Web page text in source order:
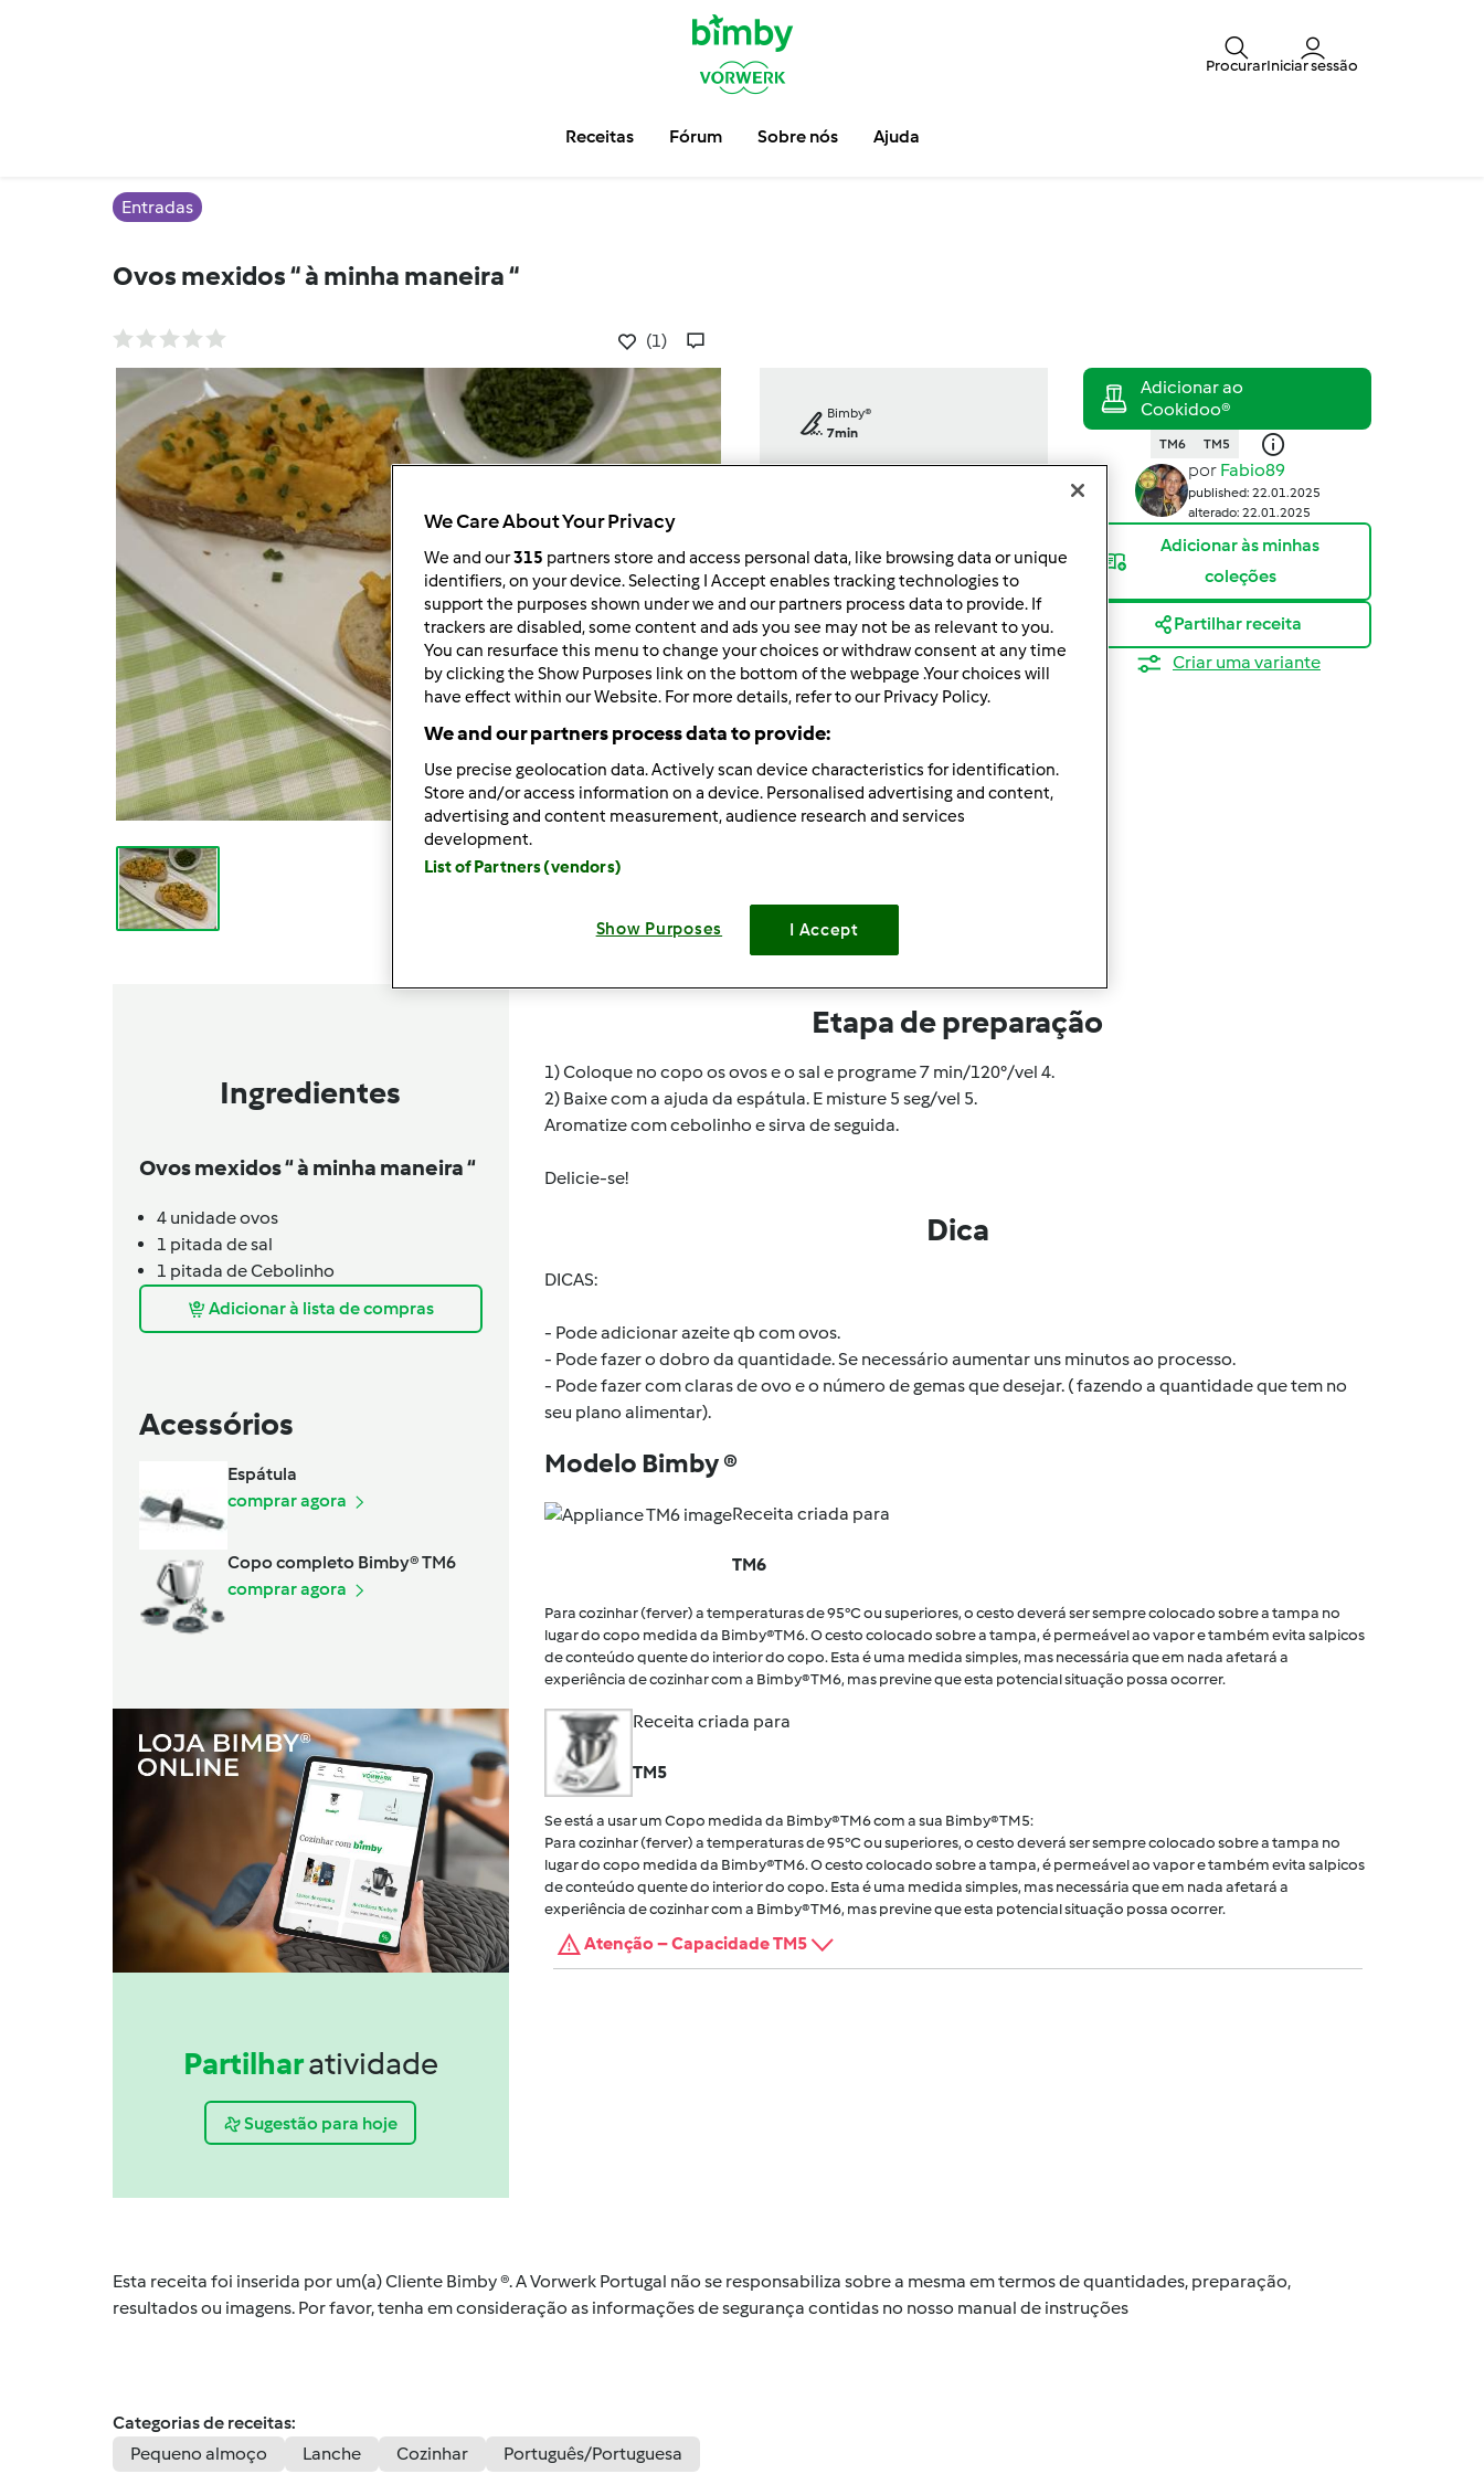
ProcurarIniciar sessão
Receitas Fórum Sobre nós Ajuda
Entradas
Ovos mexidos “ à minha maneira “
(1)
Bimby®
7min
dose/s
2 dose/s
Fácil
TM6 TM5
por Fabio89
published: 22.01.2025
alterado: 22.01.2025
Adicionar às minhas
coleções
Partilhar receita
Criar uma variante
Ingredientes
Ovos mexidos “ à minha maneira “
4 unidadeovos
1 pitada desal
1 pitada deCebolinho
Adicionar à lista de compras
Acessórios
Espátula
comprar agora
Copo completo Bimby® TM6
comprar agora
Partilharatividade
Sugestão para hoje
Etapa de preparação
1) Coloque no copo os ovos e o sal e programe 7 min/120°/vel 4.
2) Baixe com a ajuda da espátula. E misture 5 seg/vel 5.
Aromatize com cebolinho e sirva de seguida.
Delicie-se!
Dica
DICAS:
- Pode adicionar azeite qb com ovos.
- Pode fazer o dobro da quantidade. Se necessário aumentar uns minutos ao processo.
- Pode fazer com claras de ovo e o número de gemas que desejar. ( fazendo a quantidade que tem no
seu plano alimentar).
Modelo Bimby ®
Receita criada para
TM6
Para cozinhar (ferver) a temperaturas de 95°C ou superiores, o cesto deverá ser sempre colocado sobre a tampa no
lugar do copo medida da Bimby®TM6. O cesto colocado sobre a tampa, é permeável ao vapor e também evita salpicos
de conteúdo quente do interior do copo. Esta é uma medida simples, mas necessária que em nada afetará a
experiência de cozinhar com a Bimby® TM6, mas previne que esta potencial situação possa ocorrer.
Receita criada para
TM5
Se está a usar um Copo medida da Bimby® TM6 com a sua Bimby® TM5:
Para cozinhar (ferver) a temperaturas de 95°C ou superiores, o cesto deverá ser sempre colocado sobre a tampa no
lugar do copo medida da Bimby®TM6. O cesto colocado sobre a tampa, é permeável ao vapor e também evita salpicos
de conteúdo quente do interior do copo. Esta é uma medida simples, mas necessária que em nada afetará a
experiência de cozinhar com a Bimby® TM6, mas previne que esta potencial situação possa ocorrer.
Atenção – Capacidade TM5
Esta receita foi inserida por um(a) Cliente Bimby ®. A Vorwerk Portugal não se responsabiliza sobre a mesma em termos de quantidades, preparação,
resultados ou imagens. Por favor, tenha em consideração as informações de segurança contidas no nosso manual de instruções
Categorias de receitas:
Pequeno almoço
Lanche Cozinhar Português/Portuguesa
We Care About Your Privacy
We and our315 partners store and access personal data, like browsing data or unique
identifiers, on your device. Selecting I Accept enables tracking technologies to
support the purposes shown under we and our partners process data to provide. If
trackers are disabled, some content and ads you see may not be as relevant to you.
You can resurface this menu to change your choices or withdraw consent at any time
by clicking the Show Purposes link on the bottom of the webpage .Your choices will
have effect within our Website. For more details, refer to our Privacy Policy.
We and our partners process data to provide:
Use precise geolocation data. Actively scan device characteristics for identification.
Store and/or access information on a device. Personalised advertising and content,
advertising and content measurement, audience research and services
development.
List of Partners (vendors)
Show Purposes I Accept